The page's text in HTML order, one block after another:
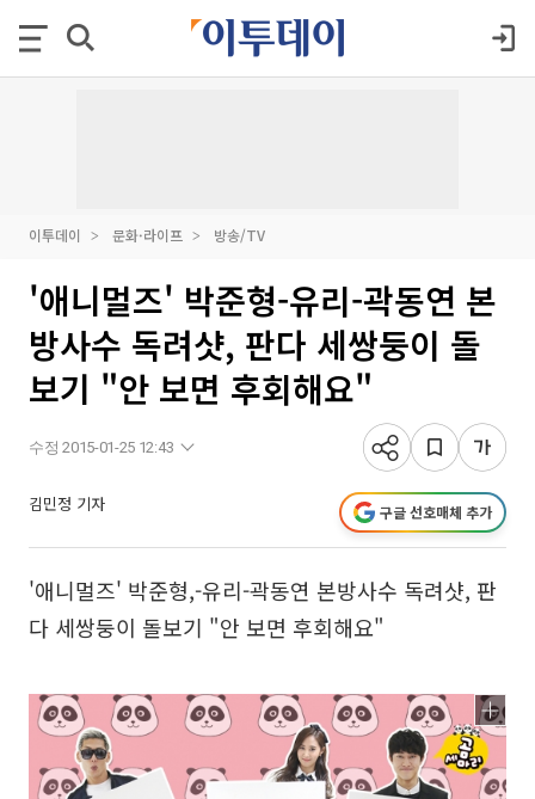
이투데이 문화·라이프 방송/TV
'애니멀즈' 박준형-유리-곽동연 본
방사수 독려샷, 판다 세쌍둥이 돌
보기 "안 보면 후회해요"
수정 2015-01-25 12:43
김민정 기자 구글 선호매체 추가
'애니멀즈' 박준형,-유리-곽동연 본방사수 독려샷, 판
다 세쌍둥이 돌보기 "안 보면 후회해요"